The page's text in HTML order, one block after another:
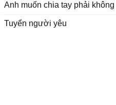
Anh muốn chia tay phải không
Tuyển người yêu